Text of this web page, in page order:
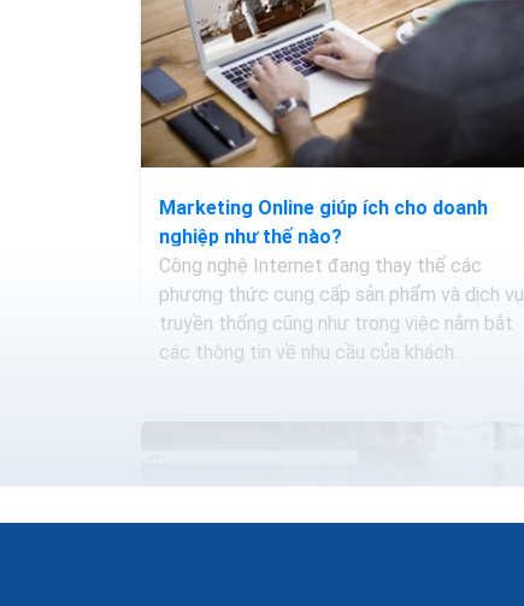
Marketing Online giúp ích cho doanh
nghiệp như thế nào?
Công nghệ Internet đang thay thế các
phương thức cung cấp sản phẩm và dịch vụ
truyền thống cũng như trong việc nắm bắt
các thông tin về nhu cầu của khách...